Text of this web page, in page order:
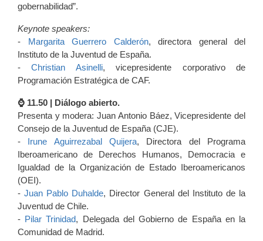
gobernabilidad”.
Keynote speakers:
- Margarita Guerrero Calderón, directora general del
Instituto de la Juventud de España.
- Christian Asinelli, vicepresidente corporativo de
Programación Estratégica de CAF.
⌚️ 11.50 | Diálogo abierto.
Presenta y modera: Juan Antonio Báez, Vicepresidente del
Consejo de la Juventud de España (CJE).
- Irune Aguirrezabal Quijera, Directora del Programa
Iberoamericano de Derechos Humanos, Democracia e
Igualdad de la Organización de Estado Iberoamericanos
(OEI).
-Juan Pablo Duhalde, Director General del Instituto de la
Juventud de Chile.
- Pilar Trinidad, Delegada del Gobierno de España en la
Comunidad de Madrid.